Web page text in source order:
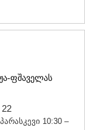
ფშაველას
22
10:30 –